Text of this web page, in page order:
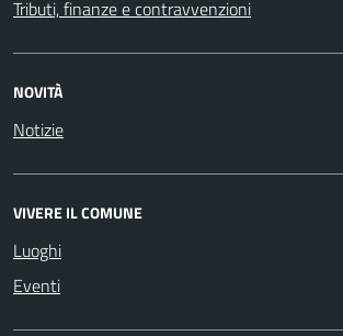
Tributi, finanze e contravvenzioni
NOVITÀ
Notizie
VIVERE IL COMUNE
Luoghi
Eventi